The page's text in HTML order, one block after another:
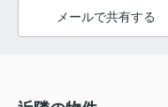
メールで共有する